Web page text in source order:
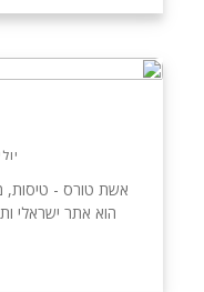
יולי 31, 2018
אשת טורס - טיסות,
הוא אתר ישראלי